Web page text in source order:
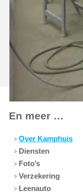
En meer …
Over Kamphuis
Diensten
Foto’s
Verzekering
Leenauto